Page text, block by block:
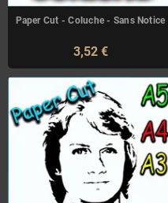
Paper Cut - Coluche - Sans Notice
3,52 €